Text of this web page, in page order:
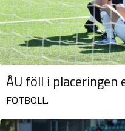
ÅU föll i
FOTBOLL.